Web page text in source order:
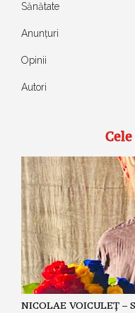
Sănătate
Anunțuri
Opinii
Autori
NICOLAE VOICULEȚ –